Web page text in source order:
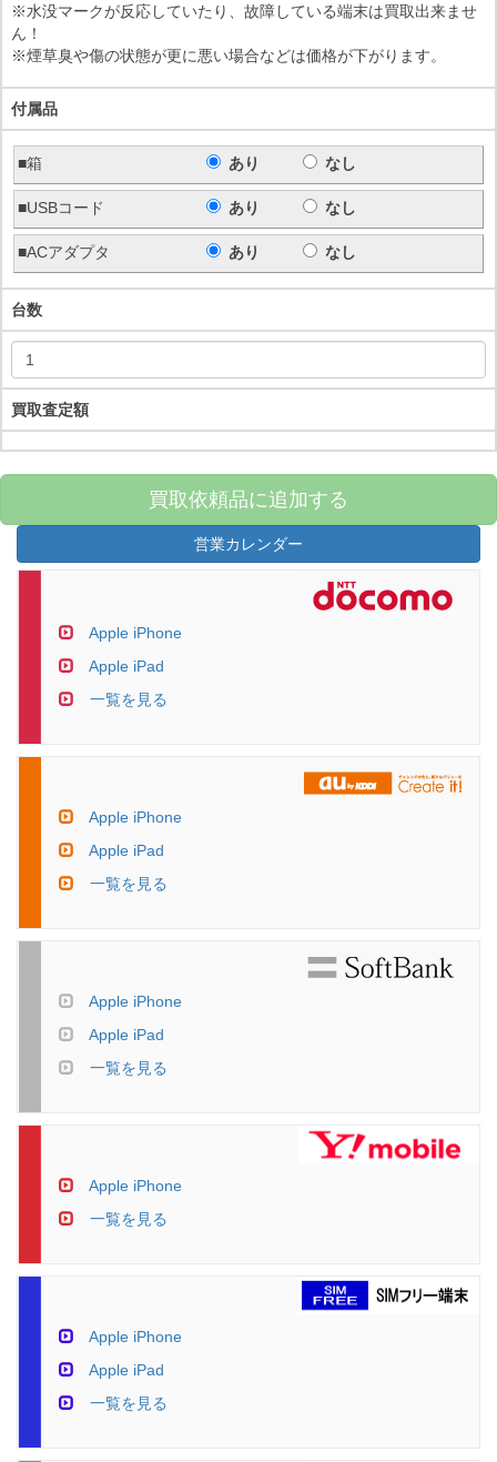
※水没マークが反応していたり、故障している端末は買取出来ませ
ん！
※煙草臭や傷の状態が更に悪い場合などは価格が下がります。
付属品
■箱 あり なし
■USBコード あり なし
■ACアダプタ あり なし
台数
買取査定額
買取依頼品に追加する
営業カレンダー
Apple iPhone
Apple iPad
一覧を見る
Apple iPhone
Apple iPad
一覧を見る
Apple iPhone
Apple iPad
一覧を見る
Apple iPhone
一覧を見る
Apple iPhone
Apple iPad
一覧を見る